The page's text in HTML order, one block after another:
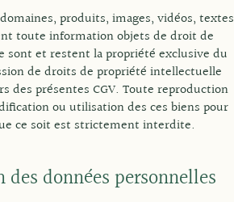
produits, images, vidéos, textes
toute information objets de droit de
sont et restent la propriété exclusive du
de droits de propriété intellectuelle
des présentes CGV. Toute reproduction
ou utilisation des ces biens pour
ce soit est strictement interdite.
données personnelles